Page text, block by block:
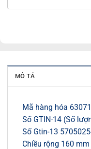
MÔ TẢ
Mã hàng hóa
Số GTIN-14 (Số
Số Gtin-13
Chiều rộng 160 mm